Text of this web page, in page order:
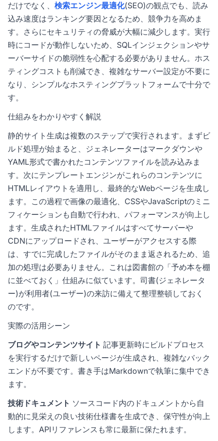
だけでなく、 検索エンジン最適化(SEO)の観点でも、読み
込み速度はランキング要因となるため、競争力を高めま
す。さらにセキュリティの脅威が大幅に減少します。実行
時にコードが動作しないため、SQLインジェクションやサ
ーバーサイドの脆弱性を心配する必要がありません。ホス
ティングコストも削減でき、複雑なサーバー設定が不要に
なり、シンプルなホスティングプラットフォームで十分で
す。
仕組みをわかりやすく解説
静的サイト生成は複数のステップで実行されます。まずビ
ルド処理が始まると、ジェネレーターはマークダウンや
YAML形式で書かれたコンテンツファイルを読み込みま
す。次にテンプレートエンジンがこれらのコンテンツに
HTMLレイアウトを適用し、最終的なWebページを生成し
ます。この過程で画像の最適化、CSSやJavaScriptのミニ
フィケーションも自動で行われ、パフォーマンスが向上し
ます。生成されたHTMLファイルはすべてサーバーや
CDNにアップロードされ、ユーザーがアクセスする際
は、すでに完成したファイルがそのまま返されるため、追
加の処理は必要ありません。これは図書館の「予め本を棚
に並べておく」仕組みに似ています。司書(ジェネレータ
ー)が利用者(ユーザー)の来訪に備えて整理整頓しておく
のです。
実際の活用シーン
ブログやコンテンツサイト 記事更新時にビルドプロセス
を実行するだけで新しいページが生成され、複雑なバック
エンドが不要です。書き手はMarkdownで執筆に集中でき
ます。
技術ドキュメント ソースコード内のドキュメントから自
動的に見栄えの良い技術仕様書を生成でき、保守性が向上
します。APIリファレンスも常に最新に保たれます。